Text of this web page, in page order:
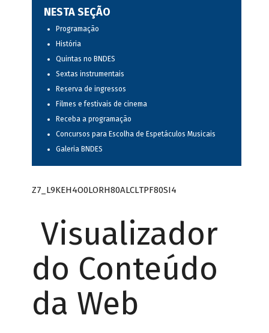
NESTA SEÇÃO
Programação
História
Quintas no BNDES
Sextas instrumentais
Reserva de ingressos
Filmes e festivais de cinema
Receba a programação
Concursos para Escolha de Espetáculos Musicais
Galeria BNDES
Z7_L9KEH4O0LORH80ALCLTPF80SI4
Visualizador
do Conteúdo
da Web